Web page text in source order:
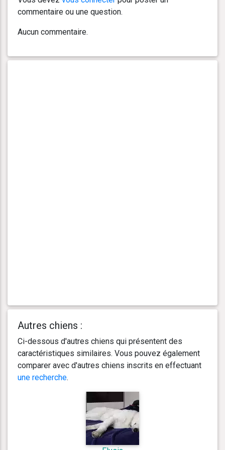
commentaire ou une question.
Aucun commentaire.
Autres chiens :
Ci-dessous d'autres chiens qui présentent des
caractéristiques similaires. Vous pouvez également
comparer avec d'autres chiens inscrits en effectuant
une recherche.